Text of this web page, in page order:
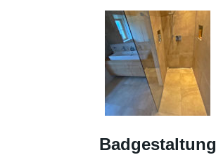
Badgestaltung